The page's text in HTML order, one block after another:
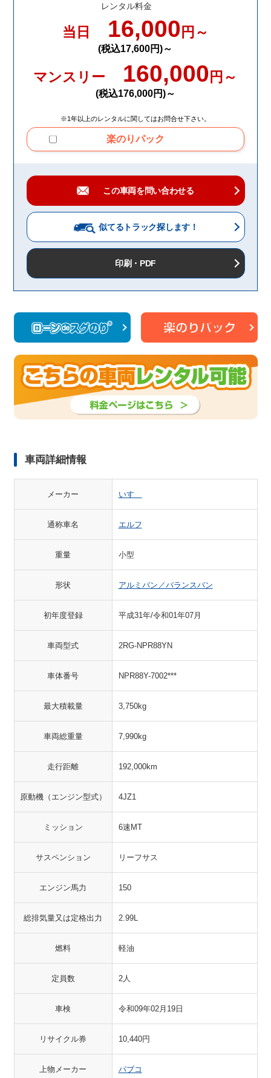
レンタル料金
当日 16,000 円～
(税込17,600円)～
マンスリー 160,000 円～
(税込176,000円)～
※1年以上のレンタルに関してはお問合せ下さい。
楽のりパック
この車両を問い合わせる
似てるトラック探します！
印刷・PDF
車両詳細情報
メーカー いすゞ
通称車名 エルフ
重量 小型
形状 アルミバン／バランスバン
初年度登録 平成31年/令和01年07月
車両型式 2RG-NPR88YN
車体番号 NPR88Y-7002***
最大積載量 3,750kg
車両総重量 7,990kg
走行距離 192,000km
原動機（エンジン型式） 4JZ1
ミッション 6速MT
サスペンション リーフサス
エンジン馬力 150
総排気量又は定格出力 2.99L
燃料 軽油
定員数 2人
車検 令和09年02月19日
リサイクル券 10,440円
上物メーカー パブコ